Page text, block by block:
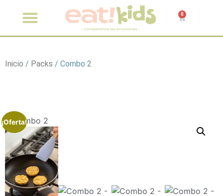
0
Inicio / Packs / Combo 2
¡Oferta!